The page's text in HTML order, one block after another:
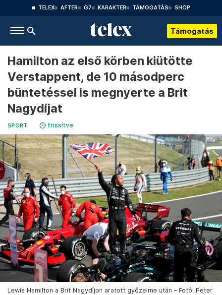
TELEX AFTER G7 KARAKTER TÁMOGATÁS SHOP
Támogatás
Hamilton az első körben kiütötte
Verstappent, de 10 másodperc
büntetéssel is megnyerte a Brit
Nagydíjat
SPORT frissítve
Lewis Hamilton a Brit Nagydíjon aratott győzelme után – Fotó: Peter